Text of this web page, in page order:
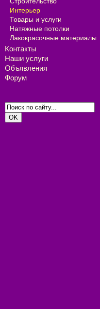
Интерьер
Товары и услуги
Натяжные потолки
Лакокрасочные материалы
Контакты
Наши услуги
Объявления
Форум